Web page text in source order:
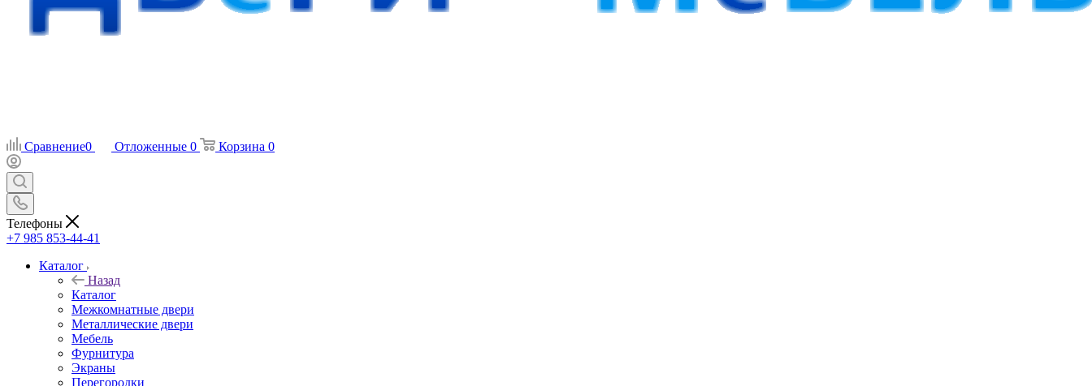
Сравнение0 Отложенные 0 Корзина 0
Телефоны
+7 985 853-44-41
Каталог
Назад
Каталог
Межкомнатные двери
Металлические двери
Мебель
Фурнитура
Экраны
Перегородки